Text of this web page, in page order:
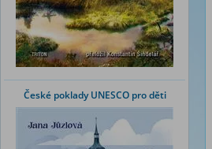
České poklady UNESCO pro děti